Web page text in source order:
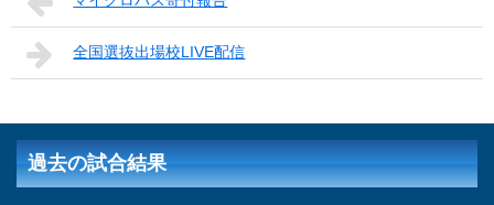
全国選抜出場校LIVE配信
過去の試合結果